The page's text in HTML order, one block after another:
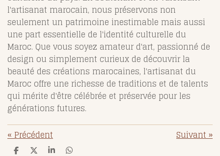
l'artisanat marocain, nous préservons non
seulement un patrimoine inestimable mais aussi
une part essentielle de l'identité culturelle du
Maroc. Que vous soyez amateur d'art, passionné de
design ou simplement curieux de découvrir la
beauté des créations marocaines, l'artisanat du
Maroc offre une richesse de traditions et de talents
qui mérite d'être célébrée et préservée pour les
générations futures.
«Précédent Suivant»
P P P P